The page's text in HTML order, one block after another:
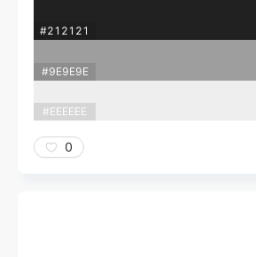
#212121
#9E9E9E
#EEEEEE
0